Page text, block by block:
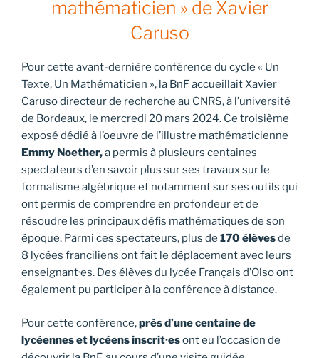
mathématicien » de Xavier
Caruso
Pour cette avant-dernière conférence du cycle « Un
Texte, Un Mathématicien », la BnF accueillait Xavier
Caruso directeur de recherche au CNRS, à l’université
de Bordeaux, le mercredi 20 mars 2024. Ce troisième
exposé dédié à l’oeuvre de l’illustre mathématicienne
Emmy Noether,a permis à plusieurs centaines
spectateurs d’en savoir plus sur ses travaux sur le
formalisme algébrique et notamment sur ses outils qui
ont permis de comprendre en profondeur et de
résoudre les principaux défis mathématiques de son
époque. Parmi ces spectateurs, plus de 170 élèvesde
8 lycées franciliens ont fait le déplacement avec leurs
enseignant·es. Des élèves du lycée Français d’Olso ont
également pu participer à la conférence à distance.
Pour cette conférence,près d’une centaine de
lycéennes et lycéens inscrit·esont eu l’occasion de